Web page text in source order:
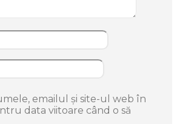
emailul și site-ul web în
data viitoare când o să